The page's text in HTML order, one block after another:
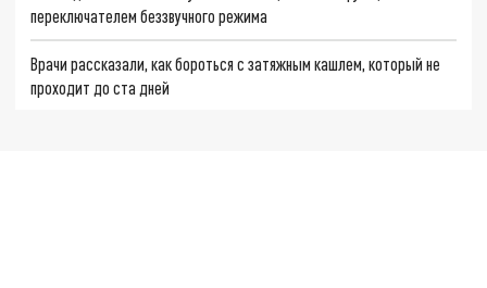
переключателем беззвучного режима
Врачи рассказали, как бороться с затяжным кашлем, который не
проходит до ста дней